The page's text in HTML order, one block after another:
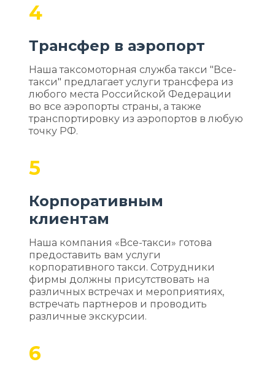
4
Трансфер в аэропорт
Наша таксомоторная служба такси "Все-
такси" предлагает услуги трансфера из
любого места Российской Федерации
во все аэропорты страны, а также
транспортировку из аэропортов в любую
точку РФ.
5
Корпоративным
клиентам
Наша компания «Все-такси» готова
предоставить вам услуги
корпоративного такси. Сотрудники
фирмы должны присутствовать на
различных встречах и мероприятиях,
встречать партнеров и проводить
различные экскурсии.
6